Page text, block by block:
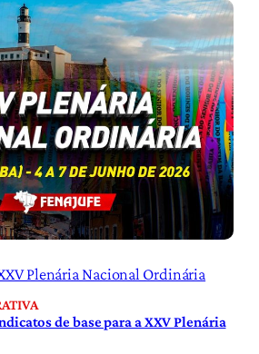
Plenária Nacional Ordinária
de base para a XXV Plenária